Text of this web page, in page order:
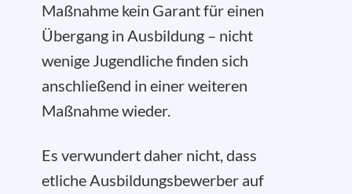
Maßnahme kein Garant für einen
Übergang in Ausbildung – nicht
wenige Jugendliche finden sich
anschließend in einer weiteren
Maßnahme wieder.
Es verwundert daher nicht, dass
etliche Ausbildungsbewerber auf